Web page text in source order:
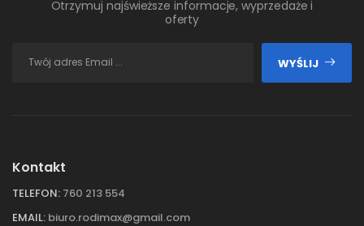
Otrzymuj najświeższe informacje, wyprzedaże i
oferty
WYŚLIJ
Kontakt
TELEFON: 760 213 554
EMAIL: biuro.rodimax@gmail.com